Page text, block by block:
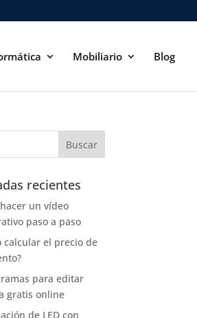
Mobiliario Blog
recientes
un vídeo
paso a paso
calcular el precio de
para editar
gratis online
de LED con